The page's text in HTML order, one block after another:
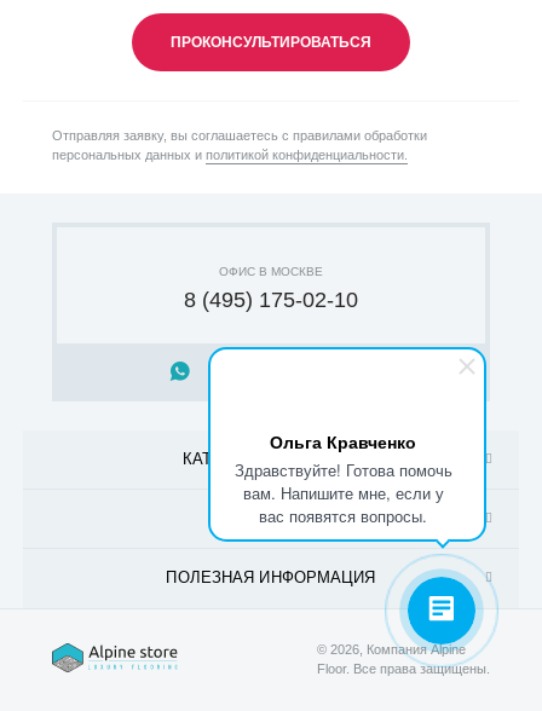
Ольга Кравченко
Здравствуйте! Готова помочь
вам. Напишите мне, если у
вас появятся вопросы.
ПРОКОНСУЛЬТИРОВАТЬСЯ
Отправляя заявку, вы соглашаетесь с правилами обработки
персональных данных и политикой конфиденциальности.
КАТАЛОГ ПРОДУКЦИИ
ПОКУПАТЕЛЮ
ПОЛЕЗНАЯ ИНФОРМАЦИЯ
ОФИС В МОСКВЕ
8 (495) 175-02-10
© 2026, Компания Alpine
Floor. Все права защищены.